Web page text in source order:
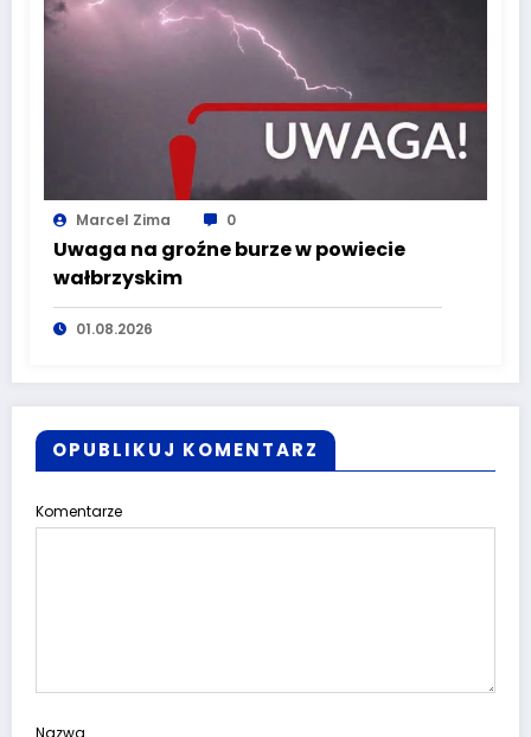
Marcel Zima 0
Uwaga na groźne burze w powiecie
wałbrzyskim
01.08.2026
OPUBLIKUJ KOMENTARZ
Komentarze
Nazwa